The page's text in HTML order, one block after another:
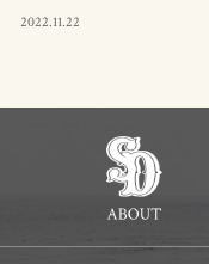
2022.11.22